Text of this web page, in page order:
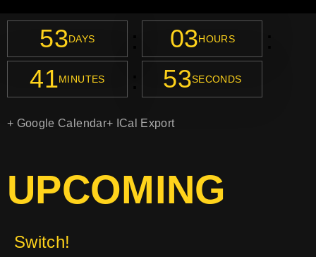
53DAYS 03HOURS
41MINUTES 53SECONDS
+ Google Calendar+ ICal Export
UPCOMING
Switch!